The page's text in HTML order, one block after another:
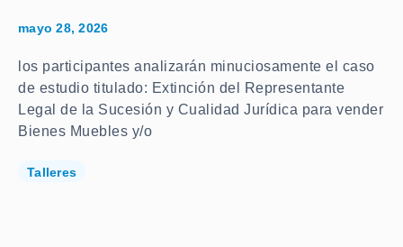
mayo 28, 2026
los participantes analizarán minuciosamente el caso
de estudio titulado: Extinción del Representante
Legal de la Sucesión y Cualidad Jurídica para vender
Bienes Muebles y/o
Talleres